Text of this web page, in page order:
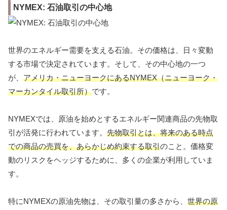
NYMEX: 石油取引の中心地
世界のエネルギー需要を支える石油。その価格は、日々変動
する市場で決定されています。そして、その中心地の一つ
が、 アメリカ・ニューヨークにあるNYMEX（ニューヨーク・
マーカンタイル取引所）です。
NYMEXでは、原油を始めとするエネルギー関連商品の先物取
引が活発に行われています。 先物取引とは、将来のある時点
での商品の売買を、あらかじめ約束する取引のこと。価格変
動のリスクをヘッジするために、多くの企業が利用していま
す。
特にNYMEXの原油先物は、その取引量の多さから、 世界の原